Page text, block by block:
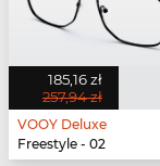
185,16 zł
257,94 zł
VOOY Deluxe
Freestyle - 02